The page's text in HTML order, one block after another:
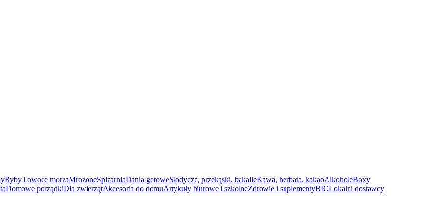
Ryby i owoce morzaMrożoneSpiżarniaDania gotoweSłodycze, przekąski, bakalieKawa, herbata, kakaoAlkoholeBoxy
Domowe porządkiDla zwierzątAkcesoria do domuArtykuły biurowe i szkolneZdrowie i suplementyBIOLokalni dostawcy